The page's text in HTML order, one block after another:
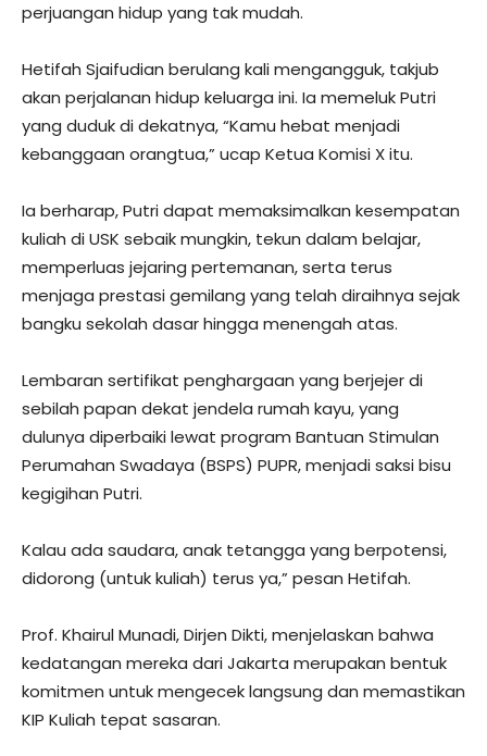
perjuangan hidup yang tak mudah.
Hetifah Sjaifudian berulang kali mengangguk, takjub
akan perjalanan hidup keluarga ini. Ia memeluk Putri
yang duduk di dekatnya, “Kamu hebat menjadi
kebanggaan orangtua,” ucap Ketua Komisi X itu.
Ia berharap, Putri dapat memaksimalkan kesempatan
kuliah di USK sebaik mungkin, tekun dalam belajar,
memperluas jejaring pertemanan, serta terus
menjaga prestasi gemilang yang telah diraihnya sejak
bangku sekolah dasar hingga menengah atas.
Lembaran sertifikat penghargaan yang berjejer di
sebilah papan dekat jendela rumah kayu, yang
dulunya diperbaiki lewat program Bantuan Stimulan
Perumahan Swadaya (BSPS) PUPR, menjadi saksi bisu
kegigihan Putri.
Kalau ada saudara, anak tetangga yang berpotensi,
didorong (untuk kuliah) terus ya,” pesan Hetifah.
Prof. Khairul Munadi, Dirjen Dikti, menjelaskan bahwa
kedatangan mereka dari Jakarta merupakan bentuk
komitmen untuk mengecek langsung dan memastikan
KIP Kuliah tepat sasaran.